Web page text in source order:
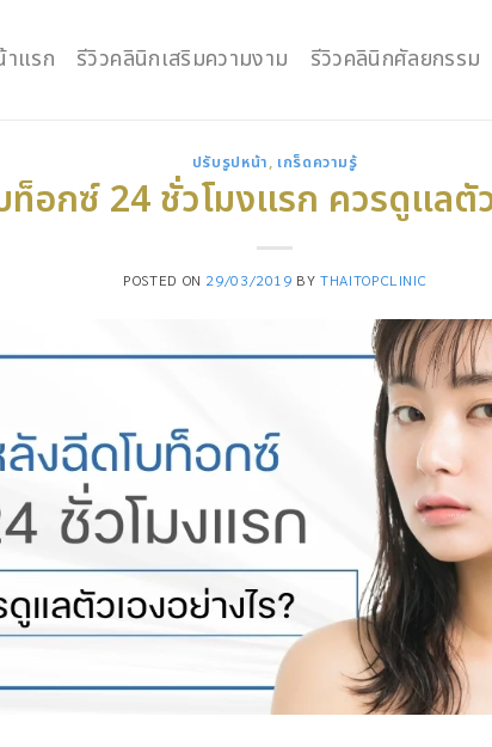
าแรก รีวิวคลินิกเสริมความงาม รีวิวคลินิกศัลยกรรม
ปรับรูปหน้า, เกร็ดความรู้
อกซ์ 24 ชั่วโมงแรก ควรดูแลตั
POSTED ON 29/03/2019 BYTHAITOPCLINIC